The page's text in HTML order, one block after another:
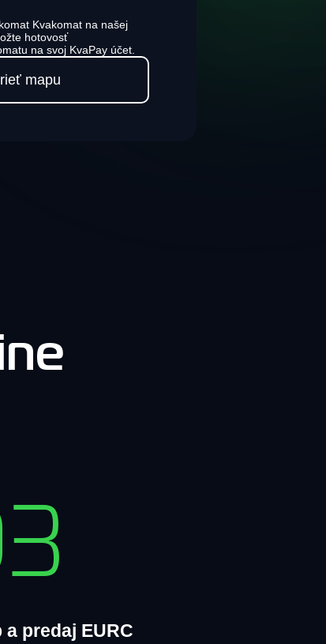
Kvakomat na našej
hotovosť
na svoj KvaPay účet.
mapu
a predaj EURC